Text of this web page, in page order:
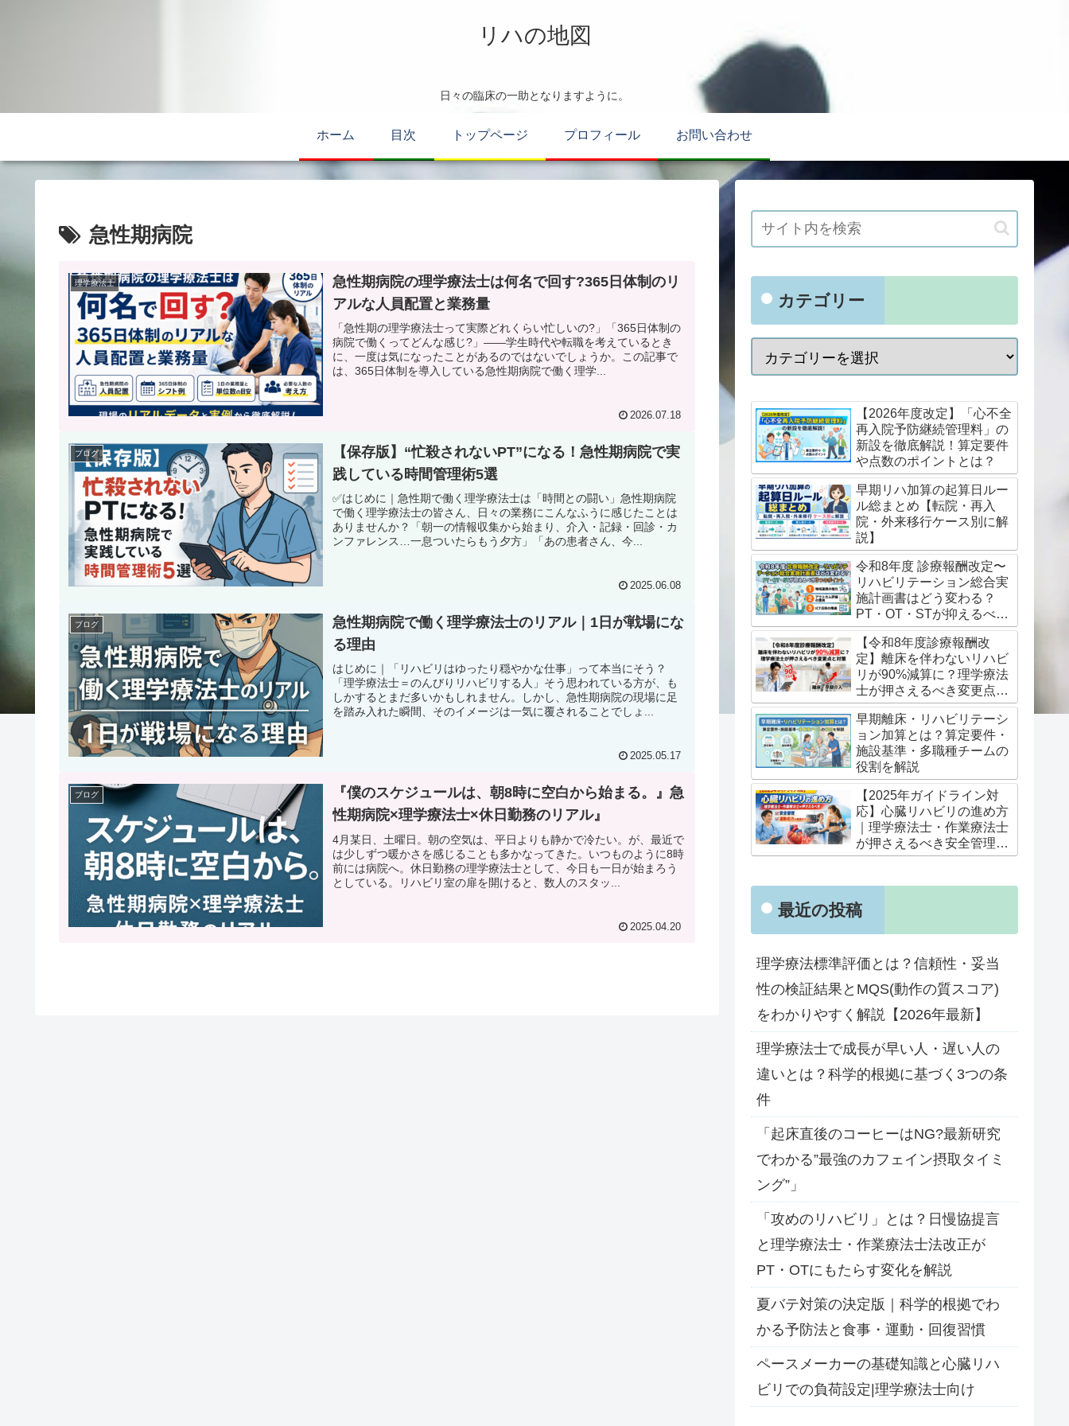
リハの地図
日々の臨床の一助となりますように。
ホーム 目次 トップページ プロフィール お問い合わせ
急性期病院
理学療法士
急性期病院の理学療法士は何名で回す?365日体制のリ
アルな人員配置と業務量
「急性期の理学療法士って実際どれくらい忙しいの?」「365日体制の
病院で働くってどんな感じ?」——学生時代や転職を考えているとき
に、一度は気になったことがあるのではないでしょうか。この記事で
は、365日体制を導入している急性期病院で働く理学...
2026.07.18
ブログ
【保存版】“忙殺されないPT”になる！急性期病院で実
践している時間管理術5選
✅はじめに｜急性期で働く理学療法士は「時間との闘い」急性期病院
で働く理学療法士の皆さん、日々の業務にこんなふうに感じたことは
ありませんか？「朝一の情報収集から始まり、介入・記録・回診・カ
ンファレンス…一息ついたらもう夕方」「あの患者さん、今...
2025.06.08
ブログ
急性期病院で働く理学療法士のリアル｜1日が戦場にな
る理由
はじめに｜「リハビリはゆったり穏やかな仕事」って本当にそう？
「理学療法士＝のんびりリハビリする人」そう思われている方が、も
しかするとまだ多いかもしれません。しかし、急性期病院の現場に足
を踏み入れた瞬間、そのイメージは一気に覆されることでしょ...
2025.05.17
ブログ
『僕のスケジュールは、朝8時に空白から始まる。』急
性期病院×理学療法士×休日勤務のリアル』
4月某日、土曜日。朝の空気は、平日よりも静かで冷たい。が、最近で
は少しずつ暖かさを感じることも多かなってきた。いつものように8時
前には病院へ。休日勤務の理学療法士として、今日も一日が始まろう
としている。リハビリ室の扉を開けると、数人のスタッ...
2025.04.20
カテゴリー
【2026年度改定】「心不全
再入院予防継続管理料」の
新設を徹底解説！算定要件
や点数のポイントとは？
早期リハ加算の起算日ルー
ル総まとめ【転院・再入
院・外来移行ケース別に解
説】
令和8年度 診療報酬改定〜
リハビリテーション総合実
施計画書はどう変わる？
PT・OT・STが抑えるべき
3つのポイント
【令和8年度診療報酬改
定】離床を伴わないリハビ
リが90%減算に？理学療法
士が押さえるべき変更点と
対策
早期離床・リハビリテーシ
ョン加算とは？算定要件・
施設基準・多職種チームの
役割を解説
【2025年ガイドライン対
応】心臓リハビリの進め方
｜理学療法士・作業療法士
が押さえるべき安全管理と
運動処方の実践ポイント
最近の投稿
理学療法標準評価とは？信頼性・妥当
性の検証結果とMQS(動作の質スコア)
をわかりやすく解説【2026年最新】
理学療法士で成長が早い人・遅い人の
違いとは？科学的根拠に基づく3つの条
件
「起床直後のコーヒーはNG?最新研究
でわかる”最強のカフェイン摂取タイミ
ング”」
「攻めのリハビリ」とは？日慢協提言
と理学療法士・作業療法士法改正が
PT・OTにもたらす変化を解説
夏バテ対策の決定版｜科学的根拠でわ
かる予防法と食事・運動・回復習慣
ペースメーカーの基礎知識と心臓リハ
ビリでの負荷設定|理学療法士向け